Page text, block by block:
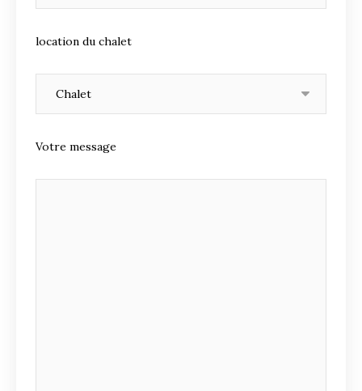
location du chalet
Votre message